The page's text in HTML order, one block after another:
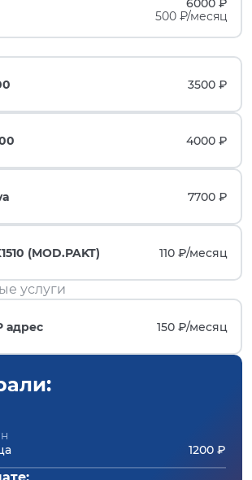
500 ₽/месяц
3500 ₽
4000 ₽
7700 ₽
(MOD.PAKT) 110 ₽/месяц
услуги
адрес 150 ₽/месяц
1200 ₽